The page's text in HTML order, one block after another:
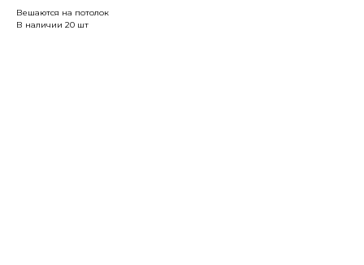
Вешаются на потолок
В наличии 20 шт